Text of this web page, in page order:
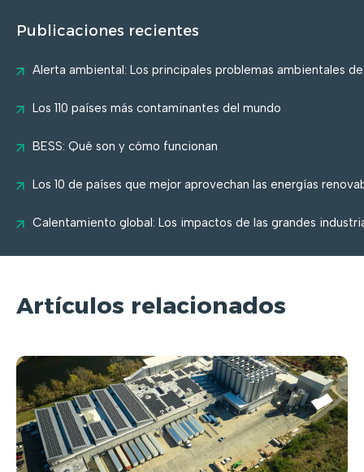
Publicaciones recientes
Alerta ambiental: Los principales problemas ambientales
Los 110 países más contaminantes del mundo
BESS: Qué son y cómo funcionan
Los 10 de países que mejor aprovechan las energías
Calentamiento global: Los impactos de las grandes
Artículos relacionados